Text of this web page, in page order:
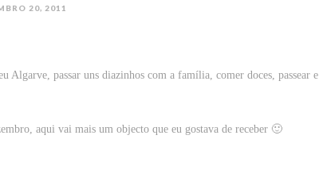
20, 2011
Algarve, passar uns diazinhos com a família, comer doces, passear e
aqui vai mais um objecto que eu gostava de receber 🙂